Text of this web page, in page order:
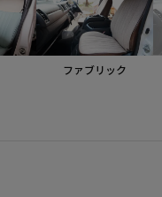
ファブリック